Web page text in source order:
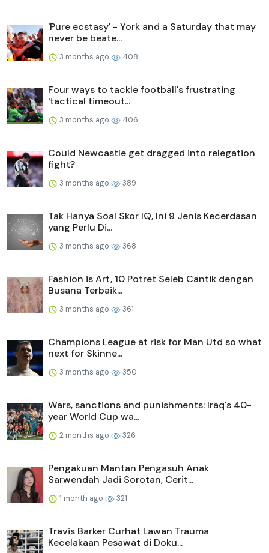
'Pure ecstasy' - York and a Saturday that may
never be beate...
3 months ago 408
Four ways to tackle football's frustrating
'tactical timeout...
3 months ago 406
Could Newcastle get dragged into relegation
fight?
3 months ago 389
Tak Hanya Soal Skor IQ, Ini 9 Jenis Kecerdasan
yang Perlu Di...
3 months ago 368
Fashion is Art, 10 Potret Seleb Cantik dengan
Busana Terbaik...
3 months ago 361
Champions League at risk for Man Utd so what
next for Skinne...
3 months ago 350
Wars, sanctions and punishments: Iraq's 40-
year World Cup wa...
2 months ago 326
Pengakuan Mantan Pengasuh Anak
Sarwendah Jadi Sorotan, Cerit...
1 month ago 321
Travis Barker Curhat Lawan Trauma
Kecelakaan Pesawat di Doku...